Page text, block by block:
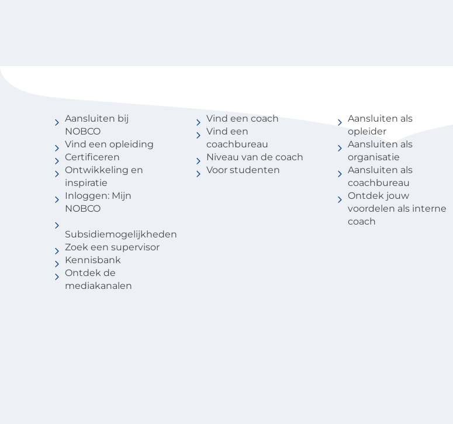
Aansluiten bij
NOBCO
Vind een opleiding
Certificeren
Ontwikkeling en
inspiratie
Inloggen: Mijn
NOBCO
Subsidiemogelijkheden
Zoek een supervisor
Kennisbank
Ontdek de
mediakanalen
Vind een coach
Vind een
coachbureau
Niveau van de coach
Voor studenten
Aansluiten als
opleider
Aansluiten als
organisatie
Aansluiten als
coachbureau
Ontdek jouw
voordelen als interne
coach